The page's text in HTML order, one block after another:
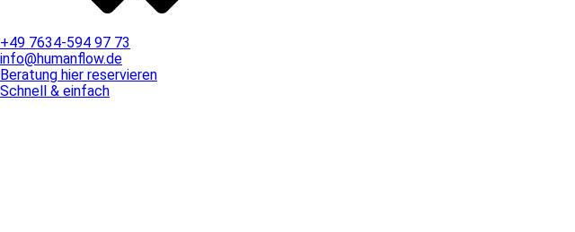
+49 7634-594 97 73
info@humanflow.de
Beratung hier reservieren
Schnell & einfach